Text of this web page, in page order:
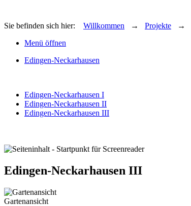
Sie befinden sich hier: Willkommen → Projekte →
Menü öffnen
Edingen-Neckarhausen
Edingen-Neckarhausen I
Edingen-Neckarhausen II
Edingen-Neckarhausen III
Edingen-Neckarhausen III
Gartenansicht